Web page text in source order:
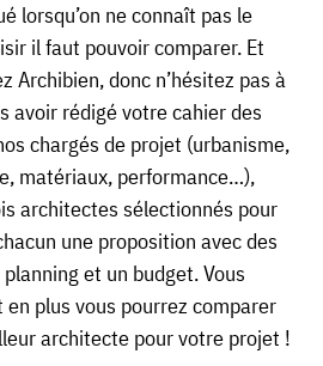
lorsqu’on ne connaît pas le
il faut pouvoir comparer. Et
Archibien, donc n’hésitez pas à
avoir rédigé votre cahier des
chargés de projet (urbanisme,
matériaux, performance…),
architectes sélectionnés pour
une proposition avec des
et un budget. Vous
plus vous pourrez comparer
architecte pour votre projet !